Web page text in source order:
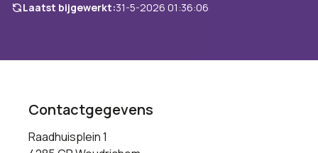
Laatst bijgewerkt:31-5-2026 01:36:06
Contactgegevens
Raadhuisplein 1